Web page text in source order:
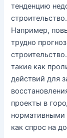
тенденцию
Например,
трудно
такие как
действий для
проекты в
как спрос на